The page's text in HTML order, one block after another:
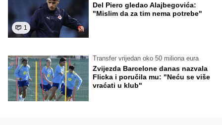
1
Del Piero gledao Alajbegovića:
"Mislim da za tim nema potrebe"
Transfer vrijedan oko 50 miliona eura
Zvijezda Barcelone danas nazvala
Flicka i poručila mu: "Neću se više
vraćati u klub"